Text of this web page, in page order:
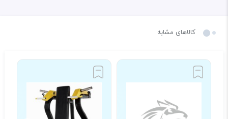
کالاهای مشابه